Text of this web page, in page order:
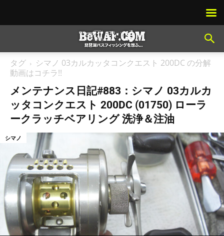
タグ
シマノ 03カルカッタコンクエスト 200DC の分解
動画はコチラ!!
メンテナンス日記#883：シマノ 03カルカ
ッタコンクエスト 200DC (01750) ローラ
ークラッチベアリング 洗浄＆注油
シマノ